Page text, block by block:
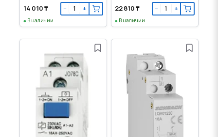
14 010 ₸ − +
В наличии
22 810 ₸ − +
В наличии